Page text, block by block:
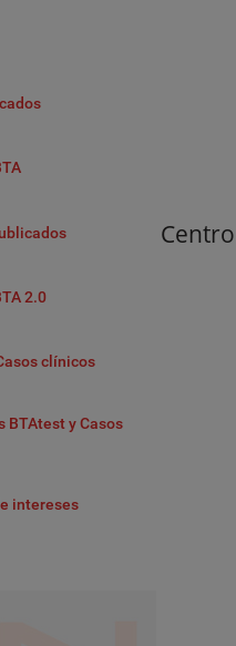
2.0
clínicos
BTAtest y Casos
intereses